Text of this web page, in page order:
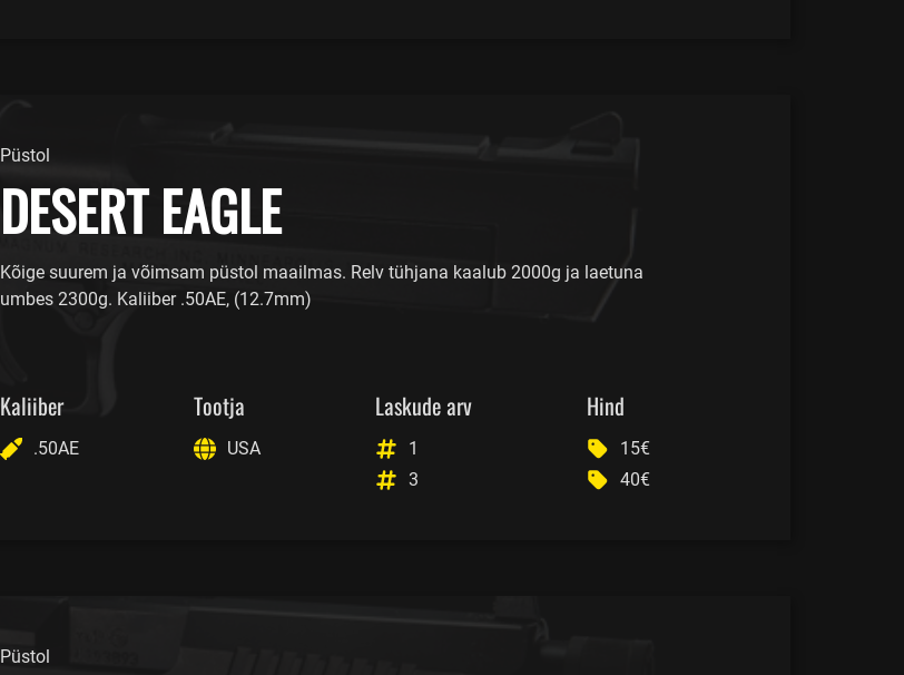
Püstol
DESERT EAGLE
Kõige suurem ja võimsam püstol maailmas. Relv tühjana kaalub 2000g ja laetuna
umbes 2300g. Kaliiber .50AE, (12.7mm)
Kaliiber
.50AE
Tootja
USA
Laskude arv
1
3
Hind
15€
40€
Püstol